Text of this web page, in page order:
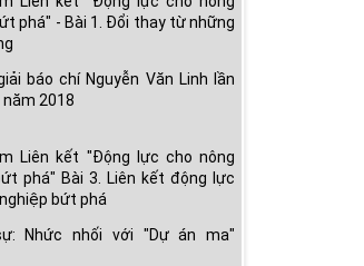
phá" - Bài 1. Đổi thay từ những
báo chí Nguyễn Văn Linh lần
2018
Liên kết "Động lực cho nông
phá" Bài 3. Liên kết động lực
bứt phá
Nhức nhối với "Dự án ma"